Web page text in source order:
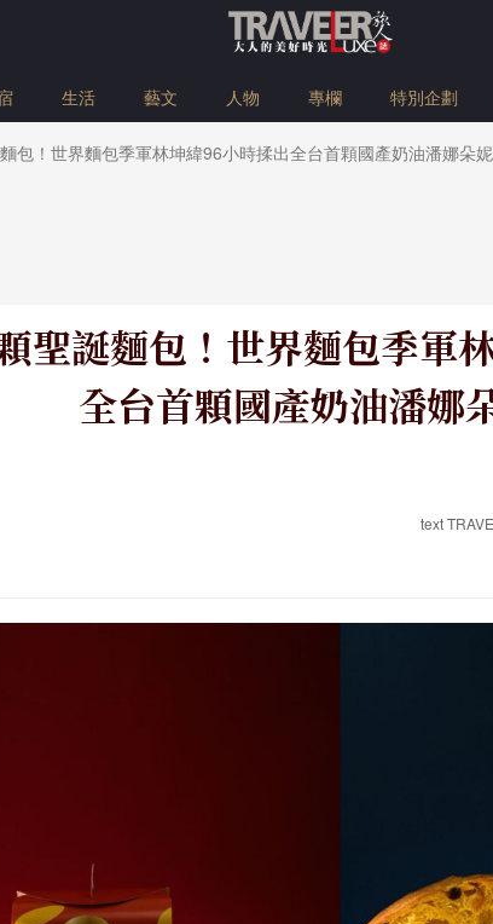
生活 藝文 人物 專欄 特別企劃
包！世界麵包季軍林坤緯96小時揉出全台首顆國產奶油潘娜朵妮
聖誕麵包！世界麵包季軍
全台首顆國產奶油潘娜
text